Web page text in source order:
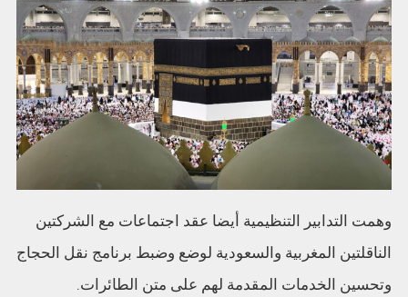
وهمت التدابير التنظيمية أيضا عقد اجتماعات مع الشركتين
الناقلتين المغربية والسعودية لوضع وضبط برنامج نقل الحجاج
وتحسين الخدمات المقدمة لهم على متن الطائرات.